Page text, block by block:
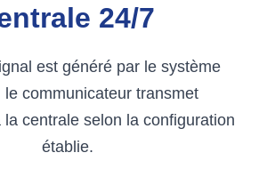
24/7
est généré par le système
le communicateur transmet
la centrale selon la configuration
établie.